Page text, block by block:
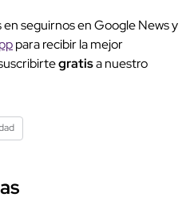
en seguirnos en Google News y
para recibir la mejor
gratisa nuestro